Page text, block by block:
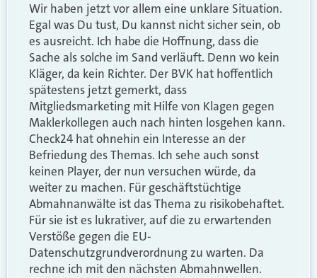
Wir haben jetzt vor allem eine unklare Situation.
Egal was Du tust, Du kannst nicht sicher sein, ob
es ausreicht. Ich habe die Hoffnung, dass die
Sache als solche im Sand verläuft. Denn wo kein
Kläger, da kein Richter. Der BVK hat hoffentlich
spätestens jetzt gemerkt, dass
Mitgliedsmarketing mit Hilfe von Klagen gegen
Maklerkollegen auch nach hinten losgehen kann.
Check24 hat ohnehin ein Interesse an der
Befriedung des Themas. Ich sehe auch sonst
keinen Player, der nun versuchen würde, da
weiter zu machen. Für geschäftstüchtige
Abmahnanwälte ist das Thema zu risikobehaftet.
Für sie ist es lukrativer, auf die zu erwartenden
Verstöße gegen die EU-
Datenschutzgrundverordnung zu warten. Da
rechne ich mit den nächsten Abmahnwellen.